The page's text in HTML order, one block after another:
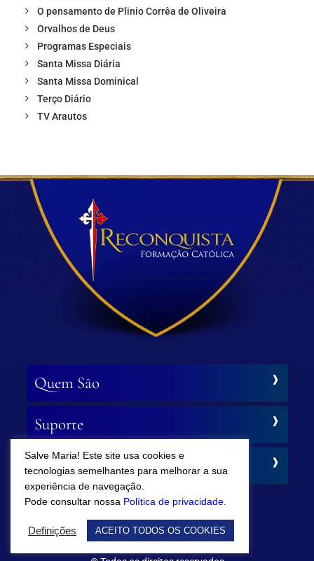
O pensamento de Plinio Corrêa de Oliveira
Orvalhos de Deus
Programas Especiais
Santa Missa Diária
Santa Missa Dominical
Terço Diário
TV Arautos
Quem São
Suporte
Siga-nos
Salve Maria! Este site usa cookies e
tecnologias semelhantes para melhorar a sua
experiência de navegação.
Pode consultar nossa Política de privacidade.
Definições ACEITO TODOS OS COOKIES